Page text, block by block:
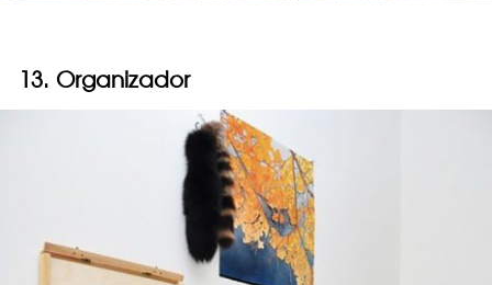
13. Organizador